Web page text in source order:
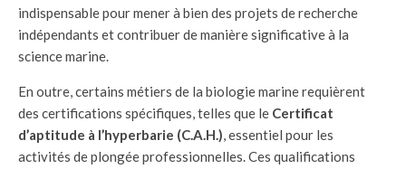
indispensable pour mener à bien des projets de recherche
indépendants et contribuer de manière significative à la
science marine.
En outre, certains métiers de la biologie marine requièrent
des certifications spécifiques, telles que le Certificat
d’aptitude à l’hyperbarie (C.A.H.), essentiel pour les
activités de plongée professionnelles. Ces qualifications